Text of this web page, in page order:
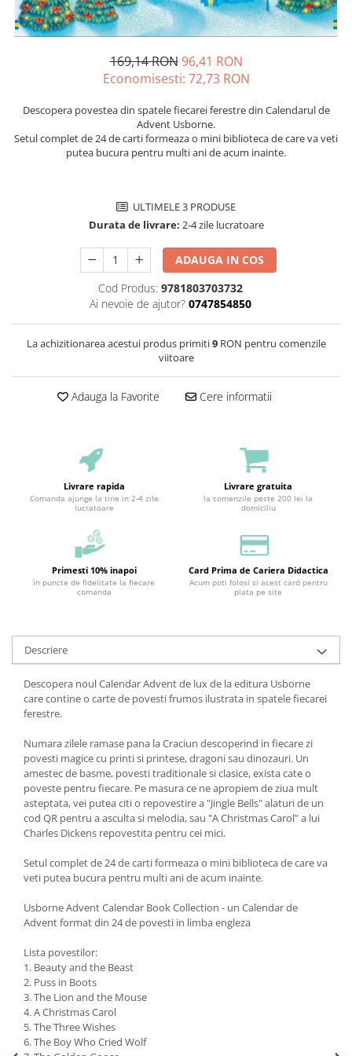
169,14 RON 96,41 RON
Economisesti: 72,73 RON
Descopera povestea din spatele fiecarei ferestre din Calendarul de
Advent Usborne.
Setul complet de 24 de carti formeaza o mini biblioteca de care va veti
putea bucura pentru multi ani de acum inainte.
ULTIMELE 3 PRODUSE
Durata de livrare: 2-4 zile lucratoare
ADAUGA IN COS
Cod Produs: 9781803703732
Ai nevoie de ajutor? 0747854850
La achizitionarea acestui produs primiti9RON pentru comenzile
viitoare
Adauga la Favorite Cere informatii
Livrare rapida
Comanda ajunge la tine in 2-4 zile
lucratoare
Livrare gratuita
la comenzile peste 200 lei la
domiciliu
Primesti 10% inapoi
in puncte de fidelitate la fiecare
comanda
Card Prima de Cariera Didactica
Acum poti folosi si acest card pentru
plata pe site
Descriere
Descopera noul Calendar Advent de lux de la editura Usborne
care contine o carte de povesti frumos ilustrata in spatele fiecarei
ferestre.
Numara zilele ramase pana la Craciun descoperind in fiecare zi
povesti magice cu printi si printese, dragoni sau dinozauri. Un
amestec de basme, povesti traditionale si clasice, exista cate o
poveste pentru fiecare. Pe masura ce ne apropiem de ziua mult
asteptata, vei putea citi o repovestire a "Jingle Bells" alaturi de un
cod QR pentru a asculta si melodia, sau "A Christmas Carol" a lui
Charles Dickens repovestita pentru cei mici.
Setul complet de 24 de carti formeaza o mini biblioteca de care va
veti putea bucura pentru multi ani de acum inainte.
Usborne Advent Calendar Book Collection - un Calendar de
Advent format din 24 de povesti in limba engleza
Lista povestilor:
1. Beauty and the Beast
2. Puss in Boots
3. The Lion and the Mouse
4. A Christmas Carol
5. The Three Wishes
6. The Boy Who Cried Wolf